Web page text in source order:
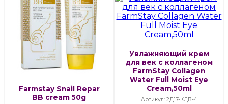
Farmstay Snail Repar
BB cream 50g
Увлажняющий крем
для век с коллагеном
FarmStay Collagen
Water Full Moist Eye
Cream,50ml
Артикул: 2Д17-КДВ-4